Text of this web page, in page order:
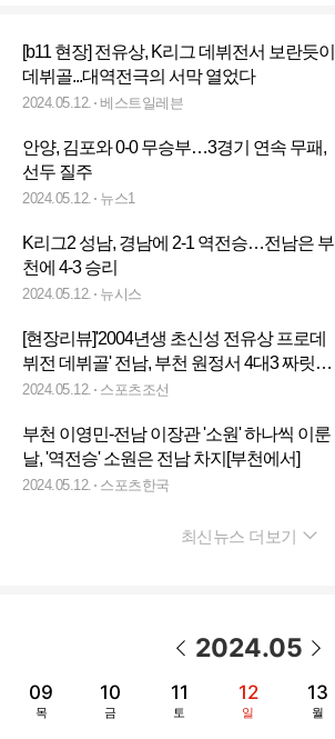
[b11 현장] 전유상, K리그 데뷔전서 보란듯이
데뷔골...대역전극의 서막 열었다
2024.05.12. 베스트일레븐
안양, 김포와 0-0 무승부…3경기 연속 무패,
선두 질주
2024.05.12. 뉴스1
K리그2 성남, 경남에 2-1 역전승…전남은 부
천에 4-3 승리
2024.05.12. 뉴시스
[현장리뷰]'2004년생 초신성 전유상 프로데
뷔전 데뷔골' 전남, 부천 원정서 4대3 짜릿한
극장 역전승…5연속 무승 탈출
2024.05.12. 스포츠조선
부천 이영민-전남 이장관 '소원' 하나씩 이룬
날, '역전승' 소원은 전남 차지[부천에서]
2024.05.12. 스포츠한국
최신뉴스 더보기
2024.05
09
목
10
금
11
토
12
일
13
월